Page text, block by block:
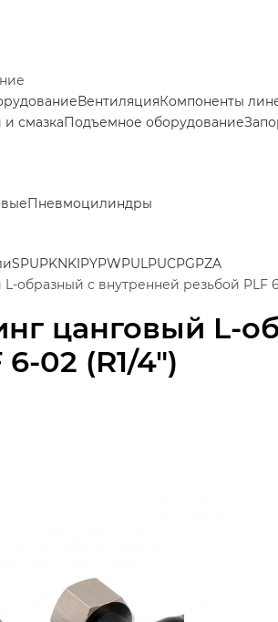
цанговый L-
02 (R1/4")
ВентиляцияКомпоненты
смазкаПодъемное оборудование
Пневмоцилиндры
SPUPKNKIPYPWPULPUCPGPZA
образный с внутренней резьбой PLF